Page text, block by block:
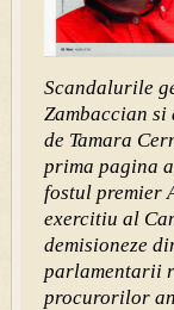
Scandalurile
Zambaccian si
de Tamara
prima pagina
fostul premier
exercitiu al
demisioneze
parlamentarii
procurorilor